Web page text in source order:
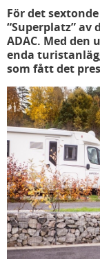
För det
“Superplatz”
ADAC. Med
enda
som fått det